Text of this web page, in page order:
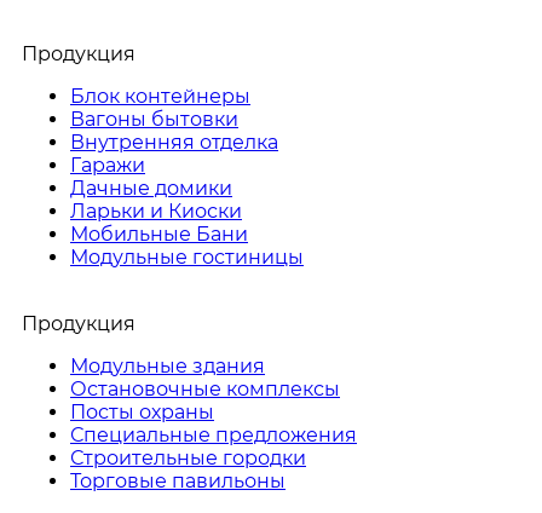
Продукция
Блок контейнеры
Вагоны бытовки
Внутренняя отделка
Гаражи
Дачные домики
Ларьки и Киоски
Мобильные Бани
Модульные гостиницы
Продукция
Модульные здания
Остановочные комплексы
Посты охраны
Специальные предложения
Строительные городки
Торговые павильоны